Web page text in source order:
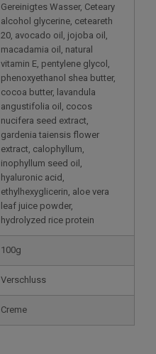
Gereinigtes Wasser, Ceteary
alcohol glycerine, ceteareth
20, avocado oil, jojoba oil,
macadamia oil, natural
vitamin E, pentylene glycol,
phenoxyethanol shea butter,
cocoa butter, lavandula
angustifolia oil, cocos
nucifera seed extract,
gardenia taiensis flower
extract, calophyllum,
inophyllum seed oil,
hyaluronic acid,
ethylhexyglicerin, aloe vera
leaf juice powder,
hydrolyzed rice protein
100g
Verschluss
Creme